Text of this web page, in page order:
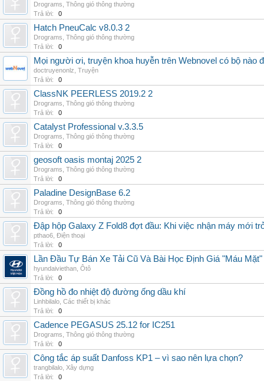
Drograms Thông gió thông thường
Trả lời:
0
Hatch PneuCalc v8.0.3 2
Drograms Thông gió thông thường
Trả lời:
0
Mọi người ơi, truyện khoa huyễn trên Webnovel có bộ nào
doctruyenonlz Truyện
Trả lời:
0
ClassNK PEERLESS 2019.2 2
Drograms Thông gió thông thường
Trả lời:
0
Catalyst Professional v.3.3.5
Drograms Thông gió thông thường
Trả lời:
0
geosoft oasis montaj 2025 2
Drograms Thông gió thông thường
Trả lời:
0
Paladine DesignBase 6.2
Drograms Thông gió thông thường
Trả lời:
0
Đập hộp Galaxy Z Fold8 đợt đầu: Khi việc nhận máy mới
pthao6 Điện thoại
Trả lời:
0
Lần Đầu Tự Bán Xe Tải Cũ Và Bài Học Định Giá "Máu
hyundaiviethan Ôtô
Trả lời:
0
Đồng hồ đo nhiệt độ đường ống dầu khí
Linhbilalo Các thiết bị khác
Trả lời:
0
Cadence PEGASUS 25.12 for IC251
Drograms Thông gió thông thường
Trả lời:
0
Công tắc áp suất Danfoss KP1 – vì sao nên lựa chọn?
trangbilalo Xây dựng
Trả lời:
0